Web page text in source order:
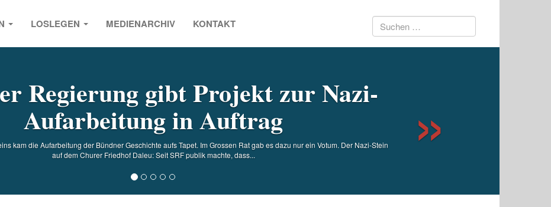
LOSLEGEN MEDIENARCHIV KONTAKT Suchen
Regierung gibt Projekt zur Nazi-
Aufarbeitung in Auftrag
kam die Aufarbeitung der Bündner Geschichte aufs Tapet. Im Grossen Rat gab es dazu nur ein Votum. Der Nazi-Stein
auf dem Churer Friedhof Daleu: Seit SRF publik machte, dass...